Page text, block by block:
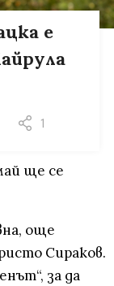
е
1
ще се
още
Сираков.
за да